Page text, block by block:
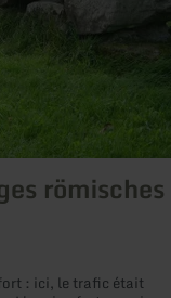
römisches
: ici, le trafic était